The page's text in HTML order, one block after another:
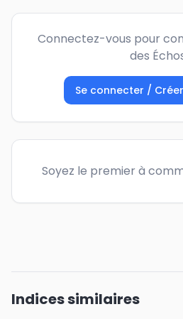
Connectez-vous pour
des
Se connecter /
Soyez le premier à
Indices similaires